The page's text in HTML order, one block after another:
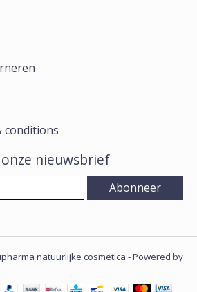
conditions
nieuwsbrief
Abonneer
natuurlijke cosmetica - Powered by